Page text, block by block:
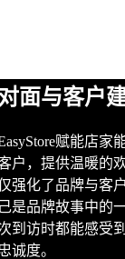
面与客户
赋能店家
户，提供温暖的
强化了品牌与客
是品牌故事中的
到访时都能感受
诚度。